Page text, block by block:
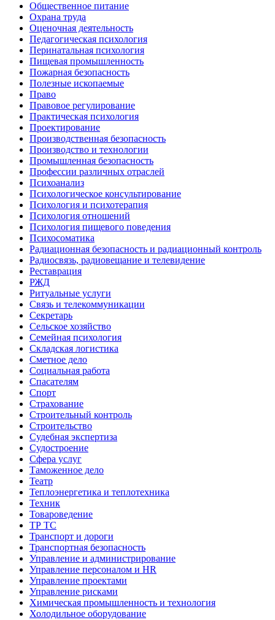
Общественное питание
Охрана труда
Оценочная деятельность
Педагогическая психология
Перинатальная психология
Пищевая промышленность
Пожарная безопасность
Полезные ископаемые
Право
Правовое регулирование
Практическая психология
Проектирование
Производственная безопасность
Производство и технологии
Промышленная безопасность
Профессии различных отраслей
Психоанализ
Психологическое консультирование
Психология и психотерапия
Психология отношений
Психология пищевого поведения
Психосоматика
Радиационная безопасность и радиационный контроль
Радиосвязь, радиовещание и телевидение
Реставрация
РЖД
Ритуальные услуги
Связь и телекоммуникации
Секретарь
Сельское хозяйство
Семейная психология
Складская логистика
Сметное дело
Социальная работа
Спасателям
Спорт
Страхование
Строительный контроль
Строительство
Судебная экспертиза
Судостроение
Сфера услуг
Таможенное дело
Театр
Теплоэнергетика и теплотехника
Техник
Товароведение
ТР ТС
Транспорт и дороги
Транспортная безопасность
Управление и администрирование
Управление персоналом и HR
Управление проектами
Управление рисками
Химическая промышленность и технология
Холодильное оборудование